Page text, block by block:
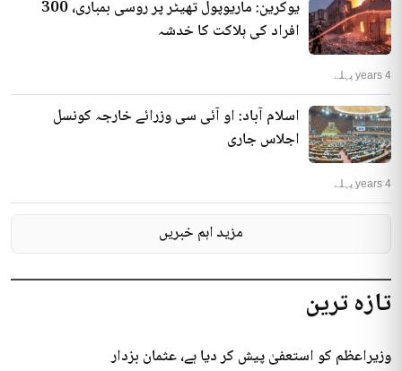
تازہ ترین
وزیراعظم کو استعفیٰ پیش کر دیا ہے، عثمان بزدار
یوکرین: ماریوپول تھیٹر پر روسی بمباری، 300
افراد کی ہلاکت کا خدشہ
4 years پہلے
اسلام آباد: او آئی سی وزرائے خارجہ کونسل
اجلاس جاری
4 years پہلے
مزید اہم خبریں